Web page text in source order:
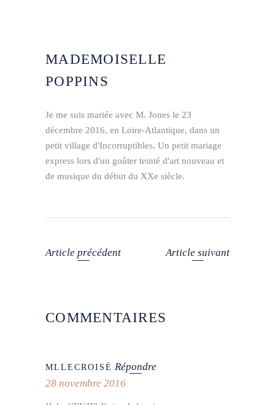
MADEMOISELLE
POPPINS
Je me suis mariée avec M. Jones le 23
décembre 2016, en Loire-Atlantique, dans un
petit village d'Incorruptibles. Un petit mariage
express lors d'un goûter teinté d'art nouveau et
de musique du début du XXe siècle.
Article précédent Article suivant
COMMENTAIRES
MLLECROISÉ Répondre
28 novembre 2016